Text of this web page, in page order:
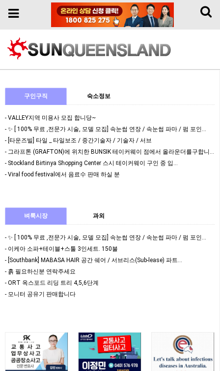
Toggle
Toggle
구인구직 숙소정보
- VALLEY지역 미용사 모집 합니당~
- ✨ [ 100% 무료 ,전문가 시술, 모델 모집] 속눈썹 연장 / 속눈썹 파마 / 펌 포인…
- [타운즈빌] 타일 _ 타일보조 / 중간기술자 / 기술자 / 서브
- 그라프톤 (GRAFTON)에 위치한 BUNSIK 테이커웨이 점에서 올라운더를구합니다
- Stockland Birtinya Shopping Center 스시 테이커웨이 구인 중 입…
- Viral food festival에서 음료수 판매 하실 분
벼룩시장 과외
- ✨ [ 100% 무료 ,전문가 시술, 모델 모집] 속눈썹 연장 / 속눈썹 파마 / 펌 포인…
- 이케아 소파+테이블+스툴 3인세트. 150불
- [Southbank] MABASA HAIR 공간 쉐어 / 서브리스(Sub-lease) 파트…
- 흙 필요하신분 연락주세요
- ORT 옥스포드 리딩 트리 4,5,6단계
- 모니터 공유기 판매합니다